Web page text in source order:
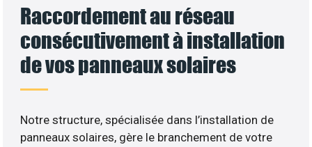
Raccordement au réseau
consécutivement à installation
de vos panneaux solaires
Notre structure, spécialisée dans l’installation de
panneaux solaires, gère le branchement de votre